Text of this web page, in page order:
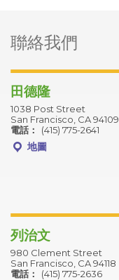
聯絡我們
田德隆
1038 Post Street
San Francisco, CA 94109
電話：
(415) 775-2641
地圖
列治文
980 Clement Street
San Francisco, CA 94118
電話：
(415) 775-2636